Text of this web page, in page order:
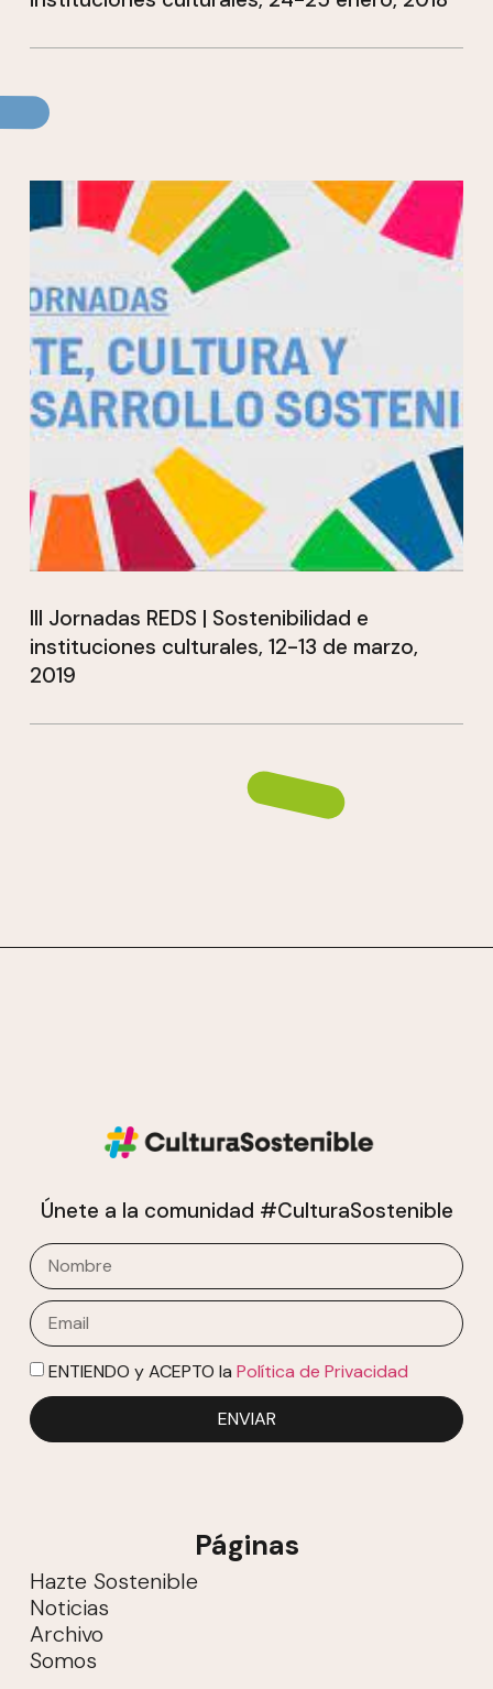
III Jornadas REDS | Sostenibilidad e
instituciones culturales, 12-13 de marzo,
2019
Únete a la comunidad #CulturaSostenible
ENTIENDO y ACEPTO la Política de Privacidad
ENVIAR
Páginas
Hazte Sostenible
Noticias
Archivo
Somos